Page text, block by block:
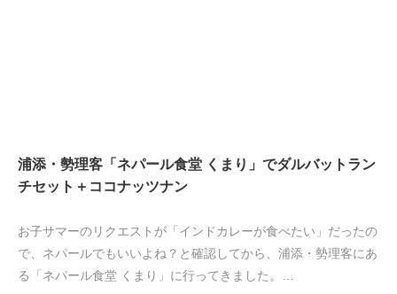
浦添・勢理客「ネパール食堂 くまり」でダルバットラン
チセット＋ココナッツナン
お子サマーのリクエストが「インドカレーが食べたい」だったの
で、ネパールでもいいよね？と確認してから、浦添・勢理客にあ
る「ネパール食堂 くまり」に行ってきました。…